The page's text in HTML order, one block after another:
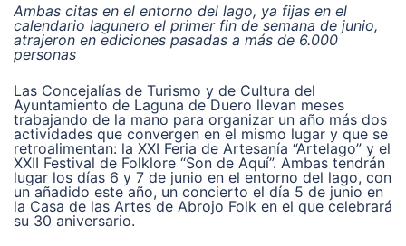
Ambas citas en el entorno del lago, ya fijas en el
calendario lagunero el primer fin de semana de junio,
atrajeron en ediciones pasadas a más de 6.000
personas
Las Concejalías de Turismo y de Cultura del
Ayuntamiento de Laguna de Duero llevan meses
trabajando de la mano para organizar un año más dos
actividades que convergen en el mismo lugar y que se
retroalimentan: la XXI Feria de Artesanía “Artelago” y el
XXII Festival de Folklore “Son de Aquí”. Ambas tendrán
lugar los días 6 y 7 de junio en el entorno del lago, con
un añadido este año, un concierto el día 5 de junio en
la Casa de las Artes de Abrojo Folk en el que celebrará
su 30 aniversario.